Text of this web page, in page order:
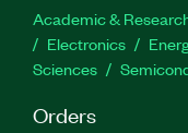
Academic &
Electronics
Sciences
Orders